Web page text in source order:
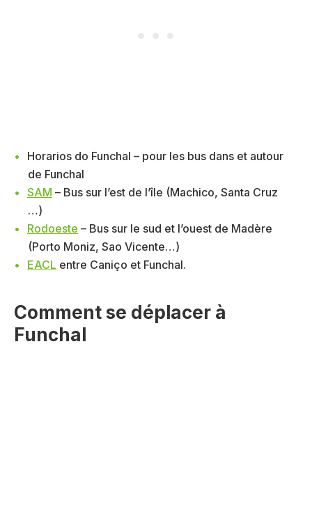
Horarios do Funchal – pour les bus dans et autour
de Funchal
SAM – Bus sur l’est de l’île (Machico, Santa Cruz
…)
Rodoeste – Bus sur le sud et l’ouest de Madère
(Porto Moniz, Sao Vicente…)
EACL entre Caniço et Funchal.
Comment se déplacer à
Funchal